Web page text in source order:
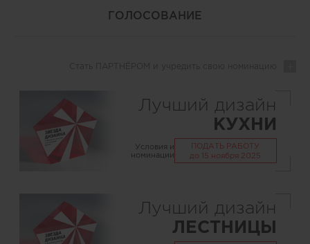
ГОЛОСОВАНИЕ
Лучший дизайн
КУХНИ
Условия и
номинации
ПОДАТЬ РАБОТУ
до 15 ноября 2025
Лучший дизайн
ЛЕСТНИЦЫ